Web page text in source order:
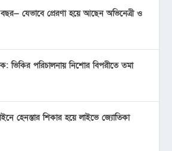
যেভাবে প্রেরণা হয়ে আছেন অভিনেত্রী ও
ভিকির পরিচালনায় নিশোর বিপরীতে তমা
হেনস্তার শিকার হয়ে লাইভে জ্যোতিকা